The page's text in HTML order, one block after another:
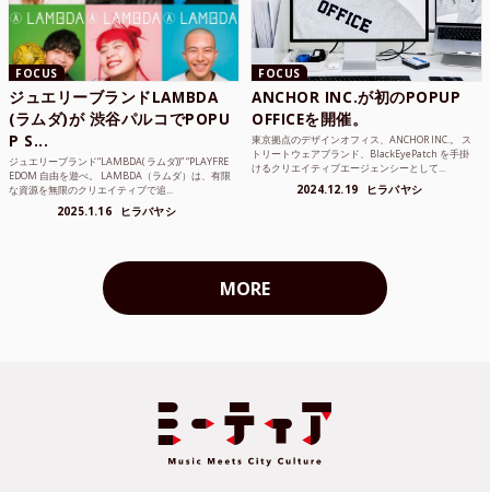
FOCUS
ジュエリーブランドLAMBDA
(ラムダ)が 渋谷パルコでPOPU
P S...
ジュエリーブランド“LAMBDA( ラムダ))” “PLAYFRE
EDOM 自由を遊べ。 LAMBDA（ラムダ）は、有限
な資源を無限のクリエイティブで追...
2025.1.16 ヒラバヤシ
FOCUS
ANCHOR INC.が初のPOPUP
OFFICEを開催。
東京拠点のデザインオフィス、ANCHOR INC.。 ス
トリートウェアブランド、BlackEyePatch を手掛
けるクリエイティブエージェンシーとして...
2024.12.19 ヒラバヤシ
MORE